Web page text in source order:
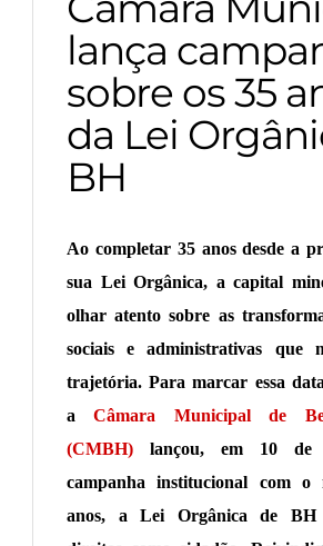
lança
sobre os 35
da Lei
BH
Ao completar 35 anos desde a
sua Lei Orgânica, a capital
olhar atento sobre as
sociais e administrativas que
trajetória. Para marcar essa
aCâmara Municipal de
(CMBH) lançou, em 10 de
campanha institucional com o
anos, a Lei Orgânica de BH